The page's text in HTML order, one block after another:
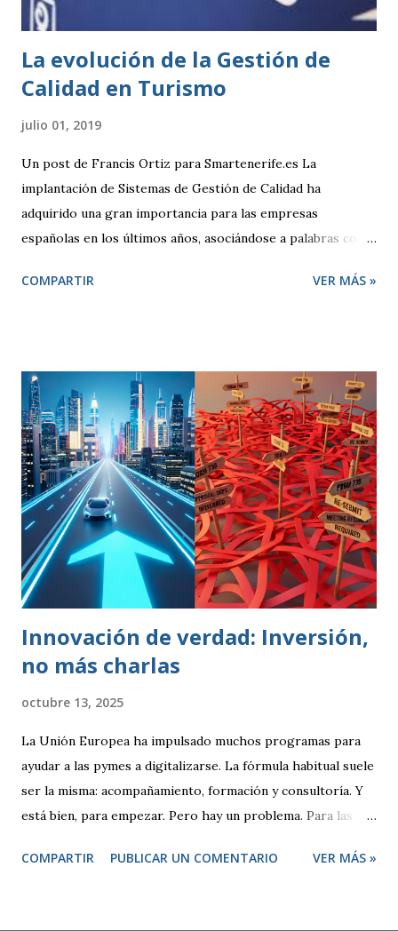
medidas administrativas complementa...
La evolución de la Gestión de
Calidad en Turismo
julio 01, 2019
Un post de Francis Ortiz para Smartenerife.es La
implantación de Sistemas de Gestión de Calidad ha
adquirido una gran importancia para las empresas
españolas en los últimos años, asociándose a palabras como
¿qué se entiende por Calidad?, ¿qué pretende una empresa
transmitiendo la idea de que algo es mejor. Desde un punto
de vista técnico, Calidad representa una forma de hacer las
cosas preocupándose siempre por satisfacer al cliente y
por mejorar día a día procesos y resultados. El enfoque de
gestión de la calidad se inicia en la década de los 50. En esa
época, se contemplaba un concepto de calidad centrado en
lograr que un producto cumpliese las especificaciones
marcadas (peso, duración, resistencia, rapidez). Se
realizaban controles periódicos para evitar que product...
COMPARTIR VER MÁS »
Innovación de verdad: Inversión,
no más charlas
octubre 13, 2025
La Unión Europea ha impulsado muchos programas para
ayudar a las pymes a digitalizarse. La fórmula habitual suele
ser la misma: acompañamiento, formación y consultoría. Y
está bien, para empezar. Pero hay un problema. Para las
proyectos en marcha y una clara apuesta por la innovación,
COMPARTIR PUBLICAR UN COMENTARIO VER MÁS »